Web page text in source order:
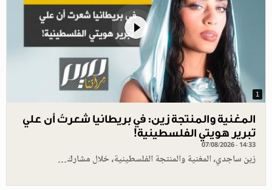
1
المغنية والمنتجة زين: في بريطانيا شعرتُ أن علي
تبرير هويتي الفلسطينية!
07/08/2026 - 14:33
زين ساجدي، المغنية والمنتجة الفلسطينية، خلال مشارك…